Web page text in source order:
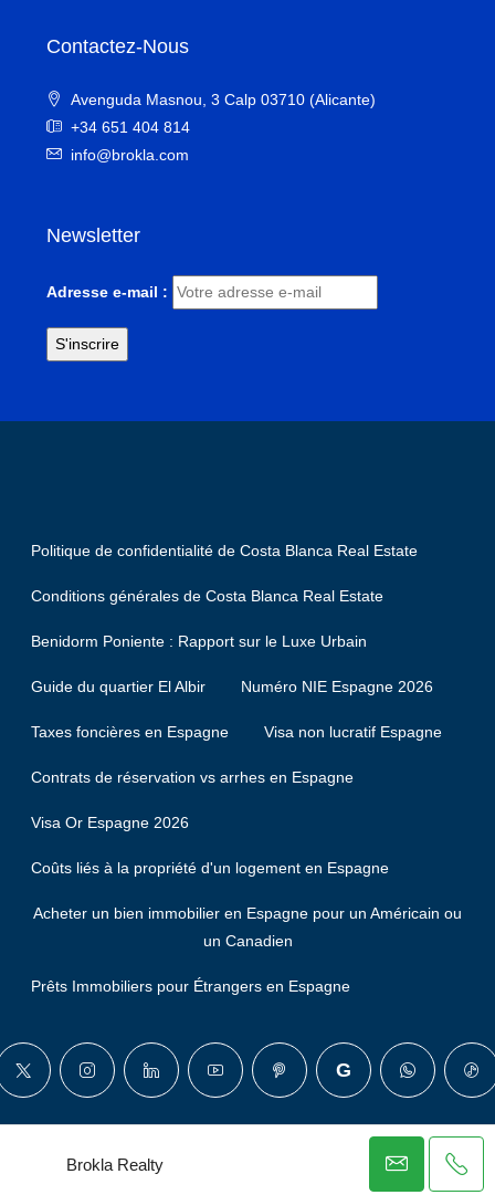
Brokla Realty
Contactez-Nous
Avenguda Masnou, 3 Calp 03710 (Alicante)
+34 651 404 814
info@brokla.com
Newsletter
Adresse e-mail :
Politique de confidentialité de Costa Blanca Real Estate
Conditions générales de Costa Blanca Real Estate
Benidorm Poniente : Rapport sur le Luxe Urbain
Guide du quartier El Albir Numéro NIE Espagne 2026
Taxes foncières en Espagne Visa non lucratif Espagne
Contrats de réservation vs arrhes en Espagne
Visa Or Espagne 2026
Coûts liés à la propriété d'un logement en Espagne
Acheter un bien immobilier en Espagne pour un Américain ou
un Canadien
Prêts Immobiliers pour Étrangers en Espagne